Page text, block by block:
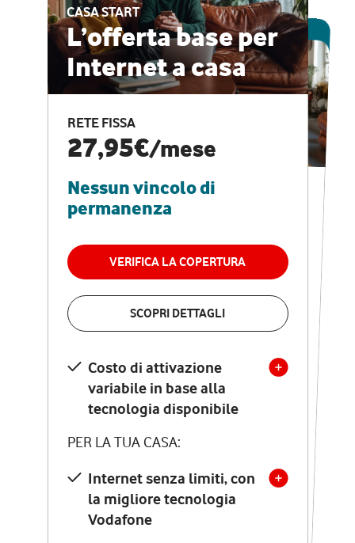
CASA START
L’offerta base per
Internet a casa
RETE FISSA
27,95€/mese
Nessun vincolo di
permanenza
VERIFICA LA COPERTURA
SCOPRI DETTAGLI
Costo di attivazione
variabile in base alla
tecnologia disponibile
PER LA TUA CASA:
Internet senza limiti, con
la migliore tecnologia
Vodafone
ESCLUSIVA ONLINE
CASA PRO
Internet veloce e
vantaggi speciali
RETE FISSA + VODAFONE CLUB
29,95€
permanenza
VERIFICA LA COPERTURA
Costo di attivazione
variabile in base alla
tecnologia disponibile
PER LA TUA CASA:
Internet senza limiti, con
la migliore tecnologia
Vodafone
Modem Seven con Wi-Fi 7